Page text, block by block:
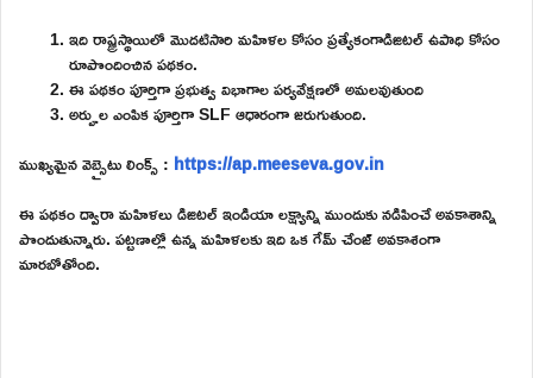
ఇది రాష్ట్రస్థాయిలో మొదటిసారి మహిళల కోసం ప్రత్యేకంగాడిజిటల్ ఉపాధి కోసం
రూపొందించిన పథకం.
ఈ పథకం పూర్తిగా ప్రభుత్వ విభాగాల పర్యవేక్షణలో అమలవుతుంది
అర్హుల ఎంపిక పూర్తిగా SLF ఆధారంగా జరుగుతుంది.
ముఖ్యమైన వెబ్సైటు లింక్స్ : https://ap.meeseva.gov.in
ఈ పథకం ద్వారా మహిళలు డిజిటల్ ఇండియా లక్ష్యాన్ని ముందుకు నడిపించే అవకాశాన్ని
పొందుతున్నారు. పట్టణాల్లో ఉన్న మహిళలకు ఇది ఒక గేమ్ చేంజ్ అవకాశంగా
మారబోతోంది.